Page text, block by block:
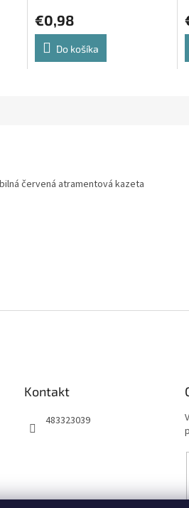
€0,98
Do košíka
červená atramentová kazeta
Kontakt
483323039